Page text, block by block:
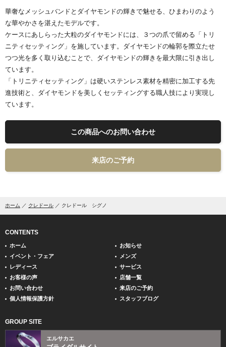
華奢なメッシュバンドとダイヤモンドの輝きで魅せる、ひまわりのよう
な華やかさを湛えたモデルです。
ケースにあしらった大粒のダイヤモンドには、３つの爪で留める「トリ
ニティセッティング」を施しています。ダイヤモンドの輪郭を際立たせ
つつ光を多く取り込むことで、ダイヤモンドの輝きを最大限に引き出し
ています。
「トリニティセッティング」は硬いステンレス素材を精密に加工する先
進技術と、ダイヤモンドを美しくセッティングする職人技により実現し
ています。
この商品へのお問い合わせ
来店のご予約
ホーム クレドール クレドール シグノ
CONTENTS
ホーム
お知らせ
イベント・フェア
メンズ
レディース
サービス
お客様の声
店舗一覧
お問い合わせ
来店のご予約
個人情報保護方針
スタッフブログ
GROUP SITE
エルサカエ